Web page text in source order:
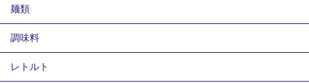
麺類
調味料
レトルト